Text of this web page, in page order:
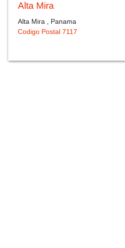
Alta Mira
Alta Mira , Panama
Codigo Postal 7117